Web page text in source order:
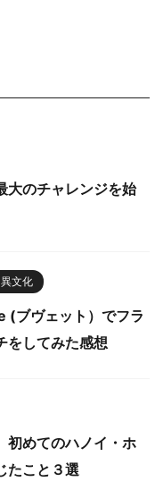
大のチャレンジを始
文化
(ブヴェット）でフラ
をしてみた感想
初めてのハノイ・ホ
たこと３選